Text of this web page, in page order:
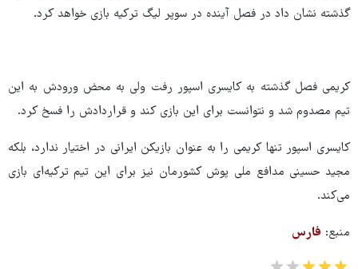
گذشته نشان داد در فصل آینده در سوپر لیگ ترکیه بازی خواهد کرد.
کریمی فصل گذشته به کایسری اسپور رفت ولی به محض ورودش به این
تیم مصدوم شد و نتوانست برای این بازی کند و قراردادش را فسخ کرد.
کایسری اسپور تنها کریمی را به عنوان بازیکن ایرانی در اختیار ندارد، بلکه
مجید حسینی مدافع ملی پوش کشورمان نیز برای این تیم ترکیه‌ای بازی
می‌کند.
منبع: فارس